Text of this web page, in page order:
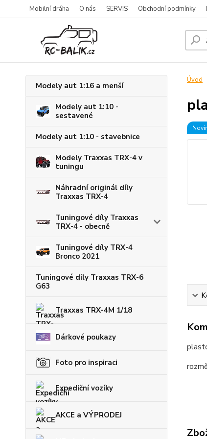
Mobilní dráha O nás SERVIS Obchodní podmínky
Modely aut 1:16 a menší
Modely aut 1:10 -
sestavené
Modely aut 1:10 - stavebnice
Modely Traxxas TRX-4 v
tuningu
Náhradní originál díly
Traxxas TRX-4
Tuningové díly Traxxas
TRX-4 - obecně
Tuningové díly TRX-4
Bronco 2021
Tuningové díly Traxxas TRX-6
G63
Traxxas TRX-4M 1/18
Dárkové poukazy
Foto pro inspiraci
Expediční vozíky
AKCE a VÝPRODEJ
Úvod